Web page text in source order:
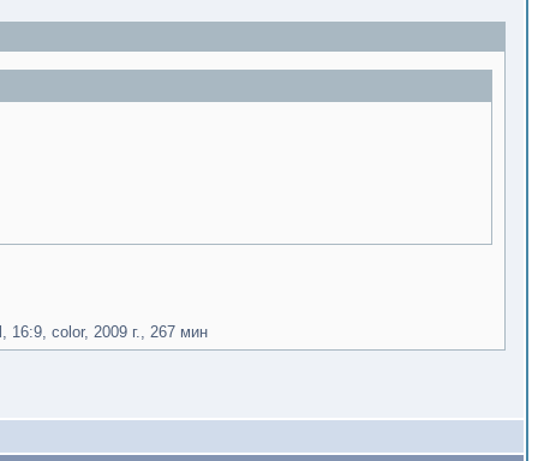
16:9, color, 2009 г., 267 мин